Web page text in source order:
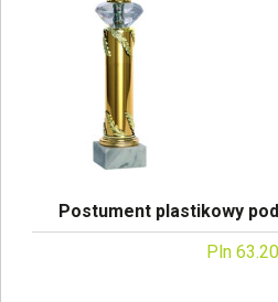
Postument plastikowy
Pln 63.20